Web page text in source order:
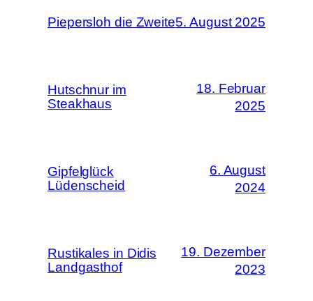
Piepersloh die Zweite5. August 2025
Hutschnur im
Steakhaus
18. Februar
2025
Gipfelglück
Lüdenscheid
6. August
2024
Rustikales in Didis
Landgasthof
19. Dezember
2023